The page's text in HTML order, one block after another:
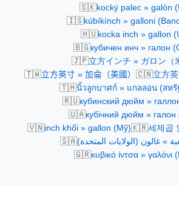
🇸🇰kocký palec » galón
🇮🇸kúbíkínch » galloni
🇭🇺kocka inch » gallon
🇧🇬кубичен инч » галон
🇯🇵立方インチ » ガロン（
🇹🇼立方英寸 » 加侖（美國） 🇨🇳立方
🇹🇭นิ้วลูกบาศก์ » แกลลอน (สหรั
🇷🇺кубинский дюйм »
🇺🇦кубічний дюйм »
🇻🇳inch khối » gallon (Mỹ)🇰🇷세제곱
🇸🇦» غالون (الولايات المتحدة)
🇬🇷κυβικό ίντσα » γαλόνι